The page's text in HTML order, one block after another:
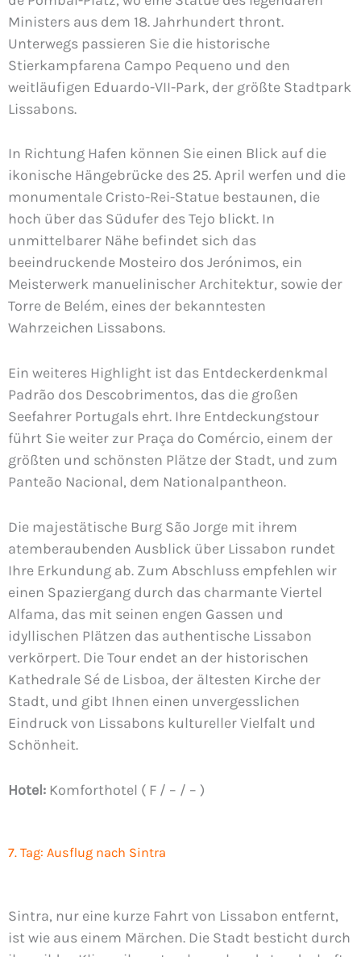
Ministers aus dem 18. Jahrhundert thront.
Unterwegs passieren Sie die historische
Stierkampfarena Campo Pequeno und den
weitläufigen Eduardo-VII-Park, der größte Stadtpark
Lissabons.
In Richtung Hafen können Sie einen Blick auf die
ikonische Hängebrücke des 25. April werfen und die
monumentale Cristo-Rei-Statue bestaunen, die
hoch über das Südufer des Tejo blickt. In
unmittelbarer Nähe befindet sich das
beeindruckende Mosteiro dos Jerónimos, ein
Meisterwerk manuelinischer Architektur, sowie der
Torre de Belém, eines der bekanntesten
Wahrzeichen Lissabons.
Ein weiteres Highlight ist das Entdeckerdenkmal
Padrão dos Descobrimentos, das die großen
Seefahrer Portugals ehrt. Ihre Entdeckungstour
führt Sie weiter zur Praça do Comércio, einem der
größten und schönsten Plätze der Stadt, und zum
Panteão Nacional, dem Nationalpantheon.
Die majestätische Burg São Jorge mit ihrem
atemberaubenden Ausblick über Lissabon rundet
Ihre Erkundung ab. Zum Abschluss empfehlen wir
einen Spaziergang durch das charmante Viertel
Alfama, das mit seinen engen Gassen und
idyllischen Plätzen das authentische Lissabon
verkörpert. Die Tour endet an der historischen
Kathedrale Sé de Lisboa, der ältesten Kirche der
Stadt, und gibt Ihnen einen unvergesslichen
Eindruck von Lissabons kultureller Vielfalt und
Schönheit.
Hotel: Komforthotel ( F / – / – )
7. Tag: Ausflug nach Sintra
Sintra, nur eine kurze Fahrt von Lissabon entfernt,
ist wie aus einem Märchen. Die Stadt besticht durch